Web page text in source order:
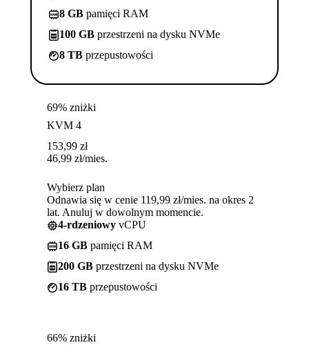
8 GB pamięci RAM
100 GB przestrzeni na dysku NVMe
8 TB przepustowości
69% zniżki
KVM 4
153,99 zł
46,99 zł/mies.
Wybierz plan
Odnawia się w cenie 119,99 zł/mies. na okres 2
lat. Anuluj w dowolnym momencie.
4-rdzeniowy vCPU
16 GB pamięci RAM
200 GB przestrzeni na dysku NVMe
16 TB przepustowości
66% zniżki